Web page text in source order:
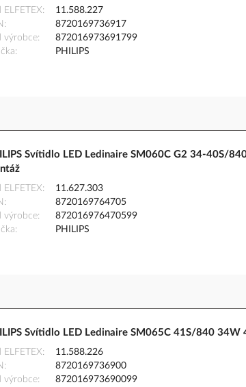
ELFETEX
11.588.227
8720169736917
výrobce
872016973691799
PHILIPS
Svítidlo LED Ledinaire SM060C G2 34-40S/
ELFETEX
11.627.303
8720169764705
výrobce
872016976470599
PHILIPS
Svítidlo LED Ledinaire SM065C 41S/840
ELFETEX
11.588.226
8720169736900
výrobce
872016973690099